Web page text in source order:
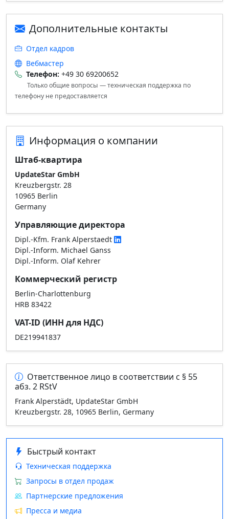
Дополнительные контакты
Отдел кадров
Вебмастер
Телефон: +49 30 69200652
Только общие вопросы — техническая поддержка по
телефону не предоставляется
Информация о компании
Штаб‑квартира
UpdateStar GmbH
Kreuzbergstr. 28
10965 Berlin
Germany
Управляющие директора
Dipl.-Kfm. Frank Alperstaedt
Dipl.-Inform. Michael Ganss
Dipl.-Inform. Olaf Kehrer
Коммерческий регистр
Berlin-Charlottenburg
HRB 83422
VAT-ID (ИНН для НДС)
DE219941837
Ответственное лицо в соответствии с § 55
абз. 2 RStV
Frank Alperstädt, UpdateStar GmbH
Kreuzbergstr. 28, 10965 Berlin, Germany
Быстрый контакт
Техническая поддержка
Запросы в отдел продаж
Партнерские предложения
Пресса и медиа